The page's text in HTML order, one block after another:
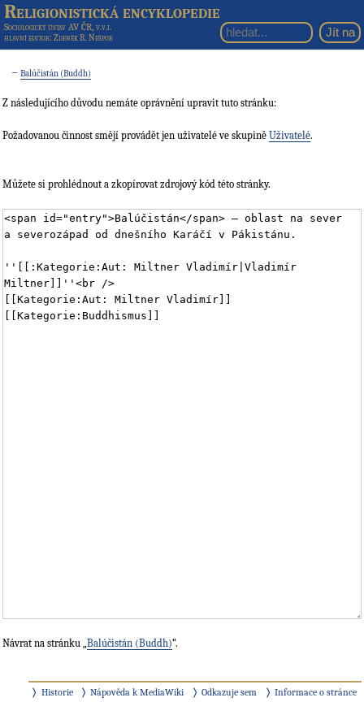
Religionistická encyklopedie
Sociologický ústav AV ČR, v.v.i.
hlavní editor: Zdeněk R. Nešpor
←Balúčistán (Buddh)
Z následujícího důvodu nemáte oprávnění upravit tuto stránku:
Požadovanou činnost smějí provádět jen uživatelé ve skupině Uživatelé.
Můžete si prohlédnout a zkopírovat zdrojový kód této stránky.
Návrat na stránku „ Balúčistán (Buddh)“.
Historie Nápověda k MediaWiki Odkazuje sem Informace o stránce